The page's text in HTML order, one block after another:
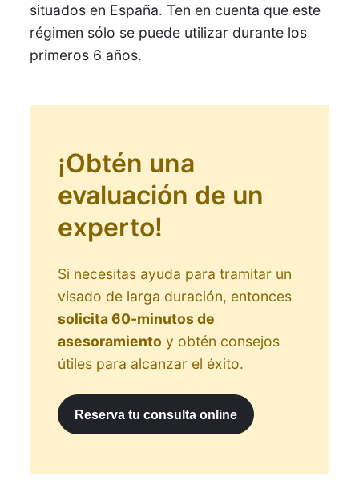
situados en España. Ten en cuenta que este
régimen sólo se puede utilizar durante los
primeros 6 años.
¡Obtén una
evaluación de un
experto!
Si necesitas ayuda para tramitar un
visado de larga duración, entonces
solicita 60-minutos de
asesoramiento y obtén consejos
útiles para alcanzar el éxito.
Reserva tu consulta online